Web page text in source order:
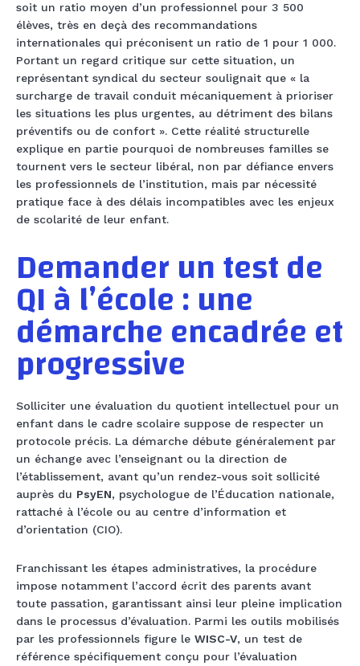
soit un ratio moyen d’un professionnel pour 3 500
élèves, très en deçà des recommandations
internationales qui préconisent un ratio de 1 pour 1 000.
Portant un regard critique sur cette situation, un
représentant syndical du secteur soulignait que « la
surcharge de travail conduit mécaniquement à prioriser
les situations les plus urgentes, au détriment des bilans
préventifs ou de confort ». Cette réalité structurelle
explique en partie pourquoi de nombreuses familles se
tournent vers le secteur libéral, non par défiance envers
les professionnels de l’institution, mais par nécessité
pratique face à des délais incompatibles avec les enjeux
de scolarité de leur enfant.
Demander un test de
QI à l’école : une
démarche encadrée et
progressive
Solliciter une évaluation du quotient intellectuel pour un
enfant dans le cadre scolaire suppose de respecter un
protocole précis. La démarche débute généralement par
un échange avec l’enseignant ou la direction de
l’établissement, avant qu’un rendez-vous soit sollicité
auprès du PsyEN, psychologue de l’Éducation nationale,
rattaché à l’école ou au centre d’information et
d’orientation (CIO).
Franchissant les étapes administratives, la procédure
impose notamment l’accord écrit des parents avant
toute passation, garantissant ainsi leur pleine implication
dans le processus d’évaluation. Parmi les outils mobilisés
par les professionnels figure le WISC-V, un test de
référence spécifiquement conçu pour l’évaluation